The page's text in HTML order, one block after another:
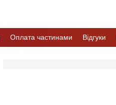
Оплата частинами Відгуки